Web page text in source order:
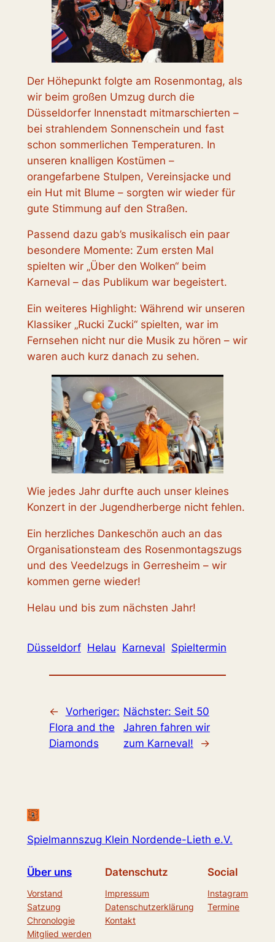
Der Höhepunkt folgte am Rosenmontag, als
wir beim großen Umzug durch die
Düsseldorfer Innenstadt mitmarschierten –
bei strahlendem Sonnenschein und fast
schon sommerlichen Temperaturen. In
unseren knalligen Kostümen –
orangefarbene Stulpen, Vereinsjacke und
ein Hut mit Blume – sorgten wir wieder für
gute Stimmung auf den Straßen.
Passend dazu gab’s musikalisch ein paar
besondere Momente: Zum ersten Mal
spielten wir „Über den Wolken“beim
Karneval – das Publikum war begeistert.
Ein weiteres Highlight: Während wir unseren
Klassiker „Rucki Zucki“spielten, war im
Fernsehen nicht nur die Musik zu hören – wir
waren auch kurz danach zu sehen.
Wie jedes Jahr durfte auch unser kleines
Konzert in der Jugendherberge nicht fehlen.
Ein herzliches Dankeschön auch an das
Organisationsteam des Rosenmontagszugs
und des Veedelzugs in Gerresheim – wir
kommen gerne wieder!
Helau und bis zum nächsten Jahr!
Düsseldorf Helau Karneval Spieltermin
← Vorheriger:
Flora and the
Diamonds
Nächster: Seit 50
Jahren fahren wir
zum Karneval!
→
Spielmannszug Klein Nordende-Lieth e.V.
Über uns
Vorstand
Satzung
Chronologie
Mitglied werden
Datenschutz
Impressum
Datenschutzerklärung
Kontakt
Social
Instagram
Termine